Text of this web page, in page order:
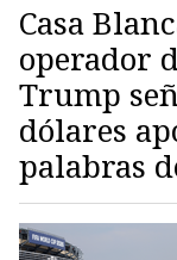
Casa
operador
Trump
dólares
palabras